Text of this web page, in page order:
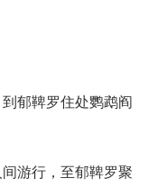
郁鞞罗住处鹦鹉阎
游行，至郁鞞罗聚